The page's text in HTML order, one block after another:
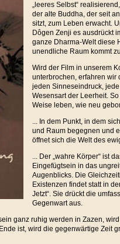
„leeres Selbst“
der alte Buddha, der seit
sitzt, zum Leben erwacht.
Dôgen Zenji es ausdrückt
ganze Dharma-Welt diese
unendliche Raum kommt
Wird der Film in unserem
unterbrochen, erfahren wir
jeden Sinneseindruck,
Wesensart der Leerheit.
Weise leben, wie neu
... In dem Punkt, in dem
und Raum begegnen und
öffnet sich die Welt des
... Der „wahre Körper“ ist
Eingefügtsein in das
Augenblicks. Die
Existenzen findet statt in
Jetzt“. Sie drückt die
Gegenwart aus.
ganz ruhig werden in Zazen,
ist, wird die gegenwärtige Zeit